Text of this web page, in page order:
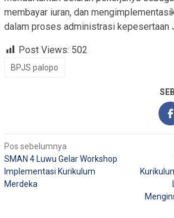
membayar iuran, dan
dalam proses administrasi kepesertaan
Post Views: 502
BPJS palopo
Navigasi
pos
Pos sebelumnya
SMAN 4 Luwu Gelar Workshop
Implementasi Kurikulum
Merdeka